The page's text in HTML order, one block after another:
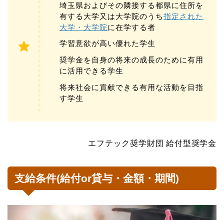
埼玉県およびその隣接する都県に住所を
有する大学又は大学院のうち指定された
大学・大学院に在学する者
学習意欲が高い優れた学生
奨学金を自身の将来の成長のために有用
に活用できる学生
将来社会に貢献できる有用な活動を目指
す学生
エフテック奨学財団 給付型奨学金
支給条件(給付or貸与・金額・期間)